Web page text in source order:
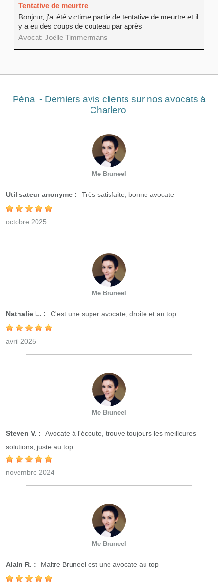
Tentative de meurtre
Bonjour, j'ai été victime partie de tentative de meurtre et il
y a eu des coups de couteau par après
Avocat: Joëlle Timmermans
Pénal - Derniers avis clients sur nos avocats à
Charleroi
Me Bruneel
Utilisateur anonyme : Très satisfaite, bonne avocate
octobre 2025
Me Bruneel
Nathalie L. : C'est une super avocate, droite et au top
avril 2025
Me Bruneel
Steven V. :
Avocate à l'écoute, trouve toujours les meilleures
solutions, juste au top
novembre 2024
Me Bruneel
Alain R. : Maitre Bruneel est une avocate au top